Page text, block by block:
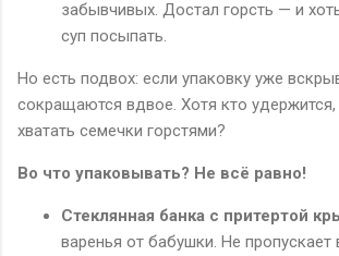
забывчивых. Достал горсть — и
суп посыпать.
Но есть подвох: если упаковку уже
сокращаются вдвое. Хотя кто
хватать семечки горстями?
Во что упаковывать? Не всё равно!
Стеклянная банка с притертой
варенья от бабушки. Не пропускает